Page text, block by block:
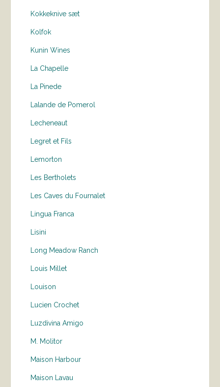
Kokkeknive sæt
Kolfok
Kunin Wines
La Chapelle
La Pinede
Lalande de Pomerol
Lecheneaut
Legret et Fils
Lemorton
Les Bertholets
Les Caves du Fournalet
Lingua Franca
Lisini
Long Meadow Ranch
Louis Millet
Louison
Lucien Crochet
Luzdivina Amigo
M. Molitor
Maison Harbour
Maison Lavau